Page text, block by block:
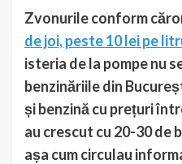
Zvonurile conform
de joi, peste 10 lei pe
isteria de la pompe nu
benzinăriile din
și benzină cu prețuri
au crescut cu 20-30 de
așa cum circulau